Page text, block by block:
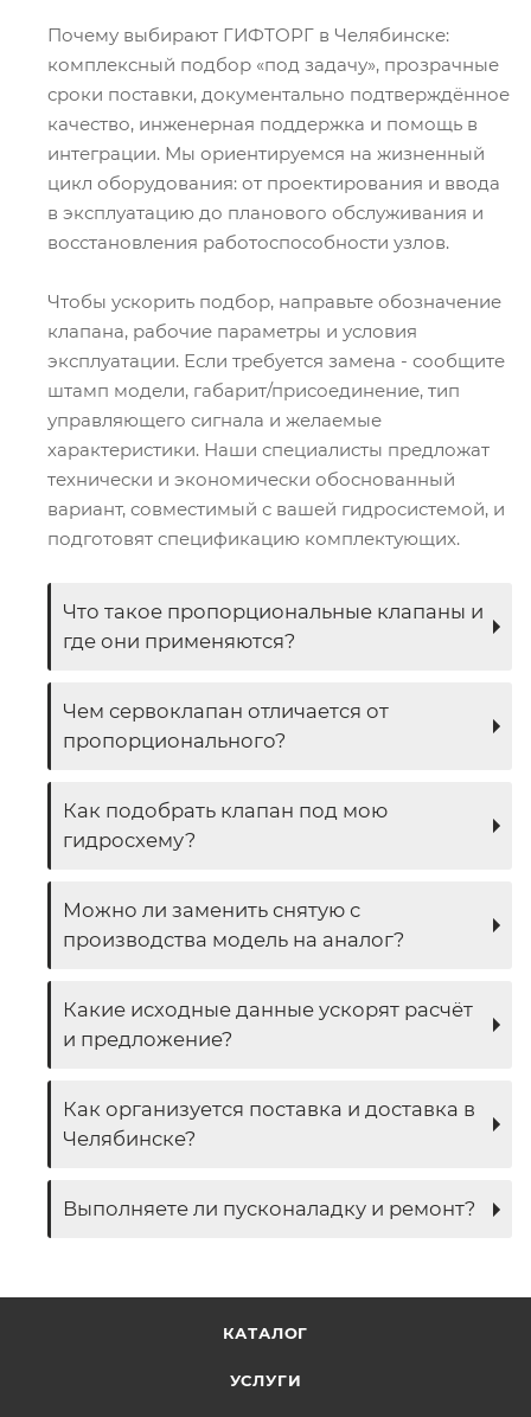
Почему выбирают ГИФТОРГ в Челябинске:
комплексный подбор «под задачу», прозрачные
сроки поставки, документально подтверждённое
качество, инженерная поддержка и помощь в
интеграции. Мы ориентируемся на жизненный
цикл оборудования: от проектирования и ввода
в эксплуатацию до планового обслуживания и
восстановления работоспособности узлов.
Чтобы ускорить подбор, направьте обозначение
клапана, рабочие параметры и условия
эксплуатации. Если требуется замена - сообщите
штамп модели, габарит/присоединение, тип
управляющего сигнала и желаемые
характеристики. Наши специалисты предложат
технически и экономически обоснованный
вариант, совместимый с вашей гидросистемой, и
подготовят спецификацию комплектующих.
Что такое пропорциональные клапаны и
где они применяются?
Чем сервоклапан отличается от
пропорционального?
Как подобрать клапан под мою
гидросхему?
Можно ли заменить снятую с
производства модель на аналог?
Какие исходные данные ускорят расчёт
и предложение?
Как организуется поставка и доставка в
Челябинске?
Выполняете ли пусконаладку и ремонт?
КАТАЛОГ
УСЛУГИ